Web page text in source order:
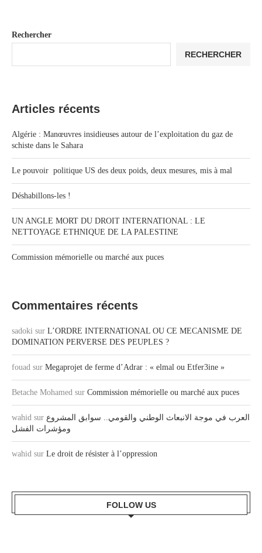
Rechercher
RECHERCHER
Articles récents
Algérie : Manœuvres insidieuses autour de l’exploitation du gaz de
schiste dans le Sahara
Le pouvoir politique US des deux poids, deux mesures, mis à mal
Déshabillons-les !
UN ANGLE MORT DU DROIT INTERNATIONAL : LE
NETTOYAGE ETHNIQUE DE LA PALESTINE
Commission mémorielle ou marché aux puces
Commentaires récents
sadoki sur L’ORDRE INTERNATIONAL OU CE MECANISME DE
DOMINATION PERVERSE DES PEUPLES ?
fouad sur Megaprojet de ferme d’Adrar : « elmal ou Etfer3ine »
Betache Mohamed sur Commission mémorielle ou marché aux puces
wahid sur العرب في موجة الانبعاث الوطني والقومي.. سوابق المشروع
ومؤشرات الفشل
wahid sur Le droit de résister à l’oppression
FOLLOW US